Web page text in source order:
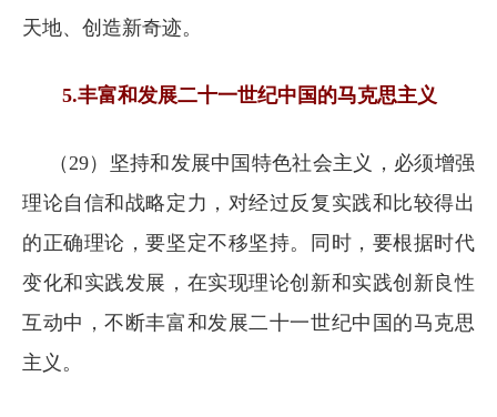
天地、创造新奇迹。
5.丰富和发展二十一世纪中国的马克思主义
（29）坚持和发展中国特色社会主义，必须增强
理论自信和战略定力，对经过反复实践和比较得出
的正确理论，要坚定不移坚持。同时，要根据时代
变化和实践发展，在实现理论创新和实践创新良性
互动中，不断丰富和发展二十一世纪中国的马克思
主义。